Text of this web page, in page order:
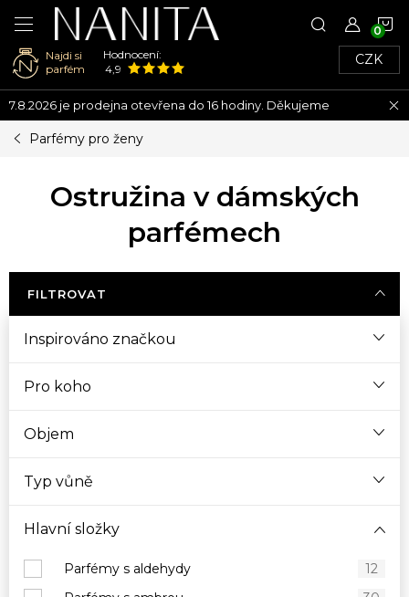
Přejít
na
obsah
Najdi si
parfém
Hodnocení:
4,9
CZK
7.8.2026 je prodejna otevřena do 16 hodiny. Děkujeme
Parfémy pro ženy
Ostružina v dámských
parfémech
FILTROVAT
Inspirováno značkou
Pro koho
Objem
Typ vůně
Hlavní složky
Parfémy s aldehydy
12